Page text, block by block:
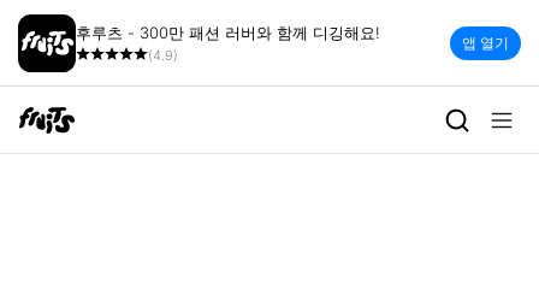
후루츠 - 300만 패션 러버와 함께 디깅해요!
(4.9)
앱 열기